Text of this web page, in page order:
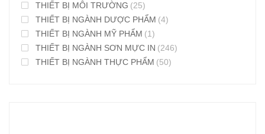
THIẾT BỊ MÔI TRƯỜNG (25)
THIẾT BỊ NGÀNH DƯỢC PHẨM (4)
THIẾT BỊ NGÀNH MỸ PHẨM (1)
THIẾT BỊ NGÀNH SƠN MỰC IN (246)
THIẾT BỊ NGÀNH THỰC PHẨM (50)